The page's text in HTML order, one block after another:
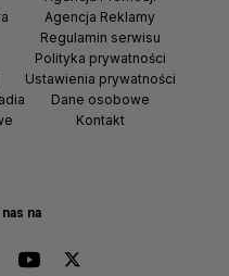
na
Agencja Reklamy
Regulamin serwisu
Polityka prywatności
Ustawienia prywatności
Dane osobowe
Kontakt